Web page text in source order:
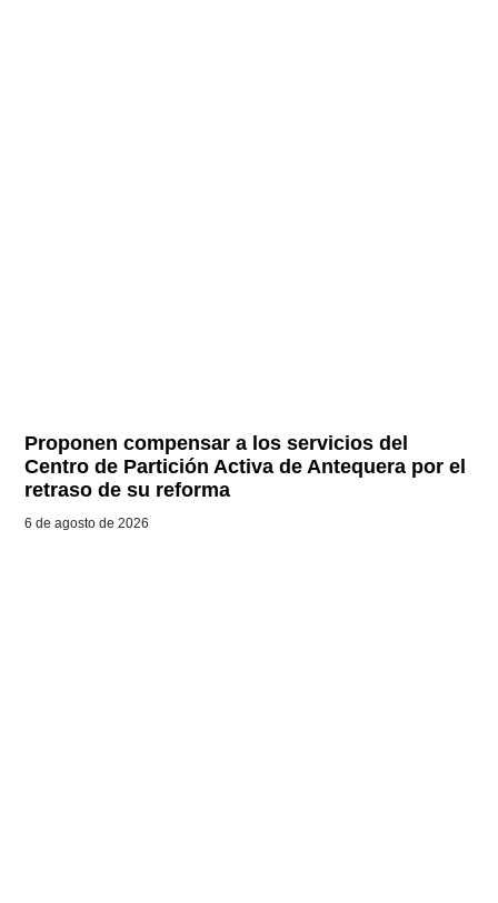
Proponen compensar a los servicios del
Centro de Partición Activa de Antequera por el
retraso de su reforma
6 de agosto de 2026